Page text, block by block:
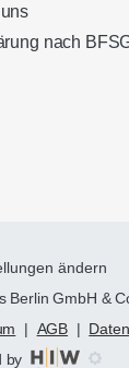
nach
ändern
Berlin GmbH &
| AGB |
by
Blick aufs